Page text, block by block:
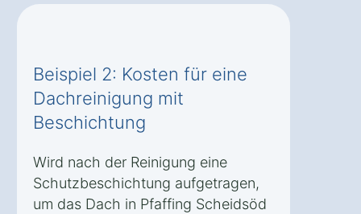
Beispiel 2: Kosten für eine
Dachreinigung mit
Beschichtung
Wird nach der Reinigung eine
Schutzbeschichtung aufgetragen,
um das Dach in Pfaffing Scheidsöd